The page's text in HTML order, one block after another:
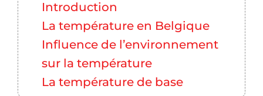
Introduction
La température en Belgique
Influence de l’environnement
sur la température
La température de base